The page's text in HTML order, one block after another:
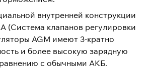
внутренней конструкции
(Система клапанов регулировки
AGM имеют 3-кратно
и более высокую зарядную
с обычными АКБ.